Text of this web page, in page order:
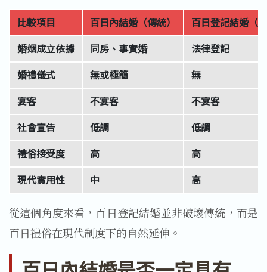
比較項目 百日內結婚（傳統）
百日登記結婚（
婚姻成立依據
同房、事實婚
法律登記
婚禮儀式
無或極簡
無
宴客
不宴客
不宴客
社會宣告
低調
低調
禮俗接受度
高
高
現代實用性
中 高
從這個角度來看，百日登記結婚並非破壞傳統，而是
百日禮俗在現代制度下的自然延伸。